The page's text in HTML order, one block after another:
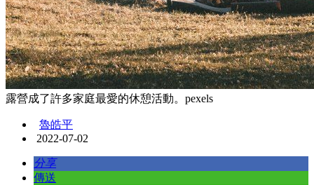
露營成了許多家庭最愛的休憩活動。pexels
魯皓平
2022-07-02
分享
傳送